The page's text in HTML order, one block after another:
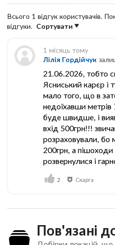
Всього 1 відгук користувачів.
відгуки. Сортувати
1 місяць тому
Лілія Гордійчук
21.06.2026, тобто
Ясниський карєр і
мало того, що в
недоїхавши
буде швидше, і
вхід 500грн!!!
розраховували, бо
200грн, а
розвернулися і
2 Скарга
Пов'язані